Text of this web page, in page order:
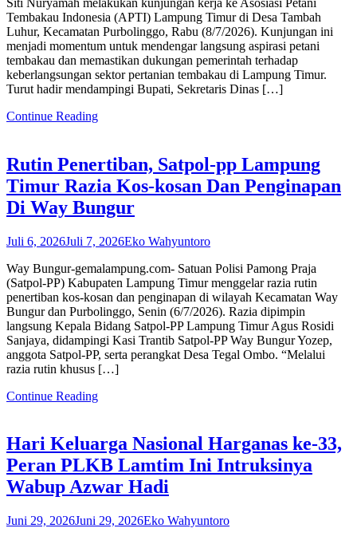
Tembakau Indonesia (APTI) Lampung Timur di Desa Tambah
Luhur, Kecamatan Purbolinggo, Rabu (8/7/2026). Kunjungan ini
menjadi momentum untuk mendengar langsung aspirasi petani
tembakau dan memastikan dukungan pemerintah terhadap
keberlangsungan sektor pertanian tembakau di Lampung Timur.
Turut hadir mendampingi Bupati, Sekretaris Dinas […]
Continue Reading
Rutin Penertiban, Satpol-pp Lampung
Timur Razia Kos-kosan Dan Penginapan
Di Way Bungur
Juli 6, 2026Juli 7, 2026Eko Wahyuntoro
Way Bungur-gemalampung.com- Satuan Polisi Pamong Praja
(Satpol-PP) Kabupaten Lampung Timur menggelar razia rutin
penertiban kos-kosan dan penginapan di wilayah Kecamatan Way
Bungur dan Purbolinggo, Senin (6/7/2026). Razia dipimpin
langsung Kepala Bidang Satpol-PP Lampung Timur Agus Rosidi
Sanjaya, didampingi Kasi Trantib Satpol-PP Way Bungur Yozep,
anggota Satpol-PP, serta perangkat Desa Tegal Ombo. “Melalui
razia rutin khusus […]
Continue Reading
Hari Keluarga Nasional Harganas ke-33,
Peran PLKB Lamtim Ini Intruksinya
Wabup Azwar Hadi
Juni 29, 2026Juni 29, 2026Eko Wahyuntoro